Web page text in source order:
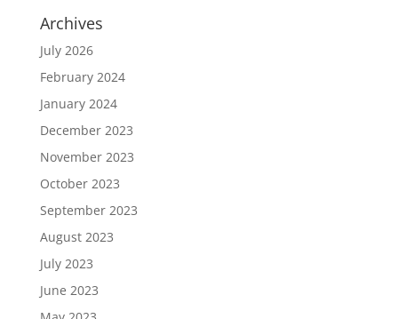
Archives
July 2026
February 2024
January 2024
December 2023
November 2023
October 2023
September 2023
August 2023
July 2023
June 2023